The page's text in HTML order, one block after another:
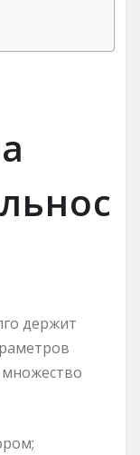
держит
множество